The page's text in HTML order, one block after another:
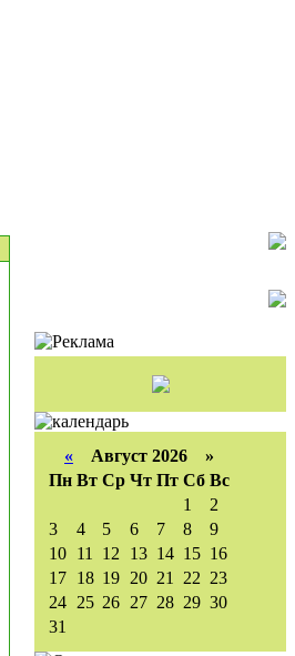
« Август 2026 »
Пн Вт Ср Чт Пт Сб Вс
1
2
3
4 5 6 7 8
9
10 11 12 13 14 15 16
17 18 19 20 21 22 23
24 25 26 27 28 29 30
31